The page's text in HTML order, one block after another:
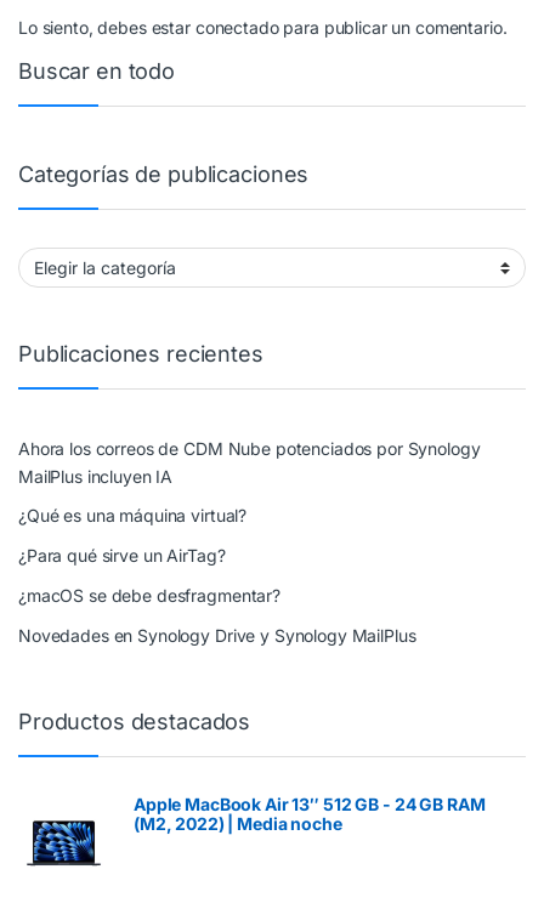
Lo siento, debes estar conectadopara publicar un comentario.
Buscar en todo
Categorías de publicaciones
Categorías de publicaciones
Publicaciones recientes
Ahora los correos de CDM Nube potenciados por Synology
MailPlus incluyen IA
¿Qué es una máquina virtual?
¿Para qué sirve un AirTag?
¿macOS se debe desfragmentar?
Novedades en Synology Drive y Synology MailPlus
Productos destacados
Apple MacBook Air 13″ 512 GB - 24 GB RAM
(M2, 2022) | Media noche